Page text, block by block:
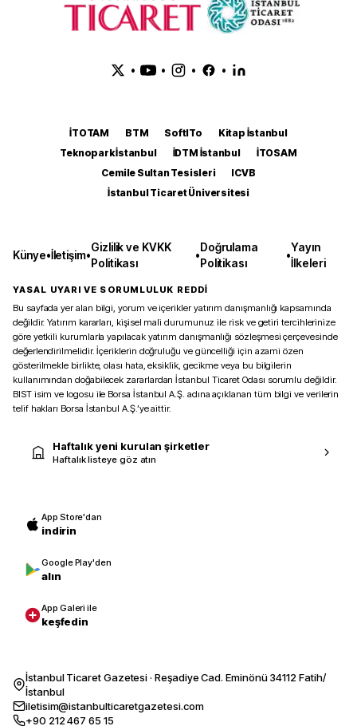
• • • •
İTOTAM BTM SoftITo
Kitap İstanbul
Teknopark İstanbul
İDTM İstanbul
İTOSAM
Cemile Sultan Tesisleri
ICVB
İstanbul Ticaret Üniversitesi
Künye•İletişim•
Gizlilik ve KVKK
Politikası
•
Doğrulama
Politikası
•
Yayın
İlkeleri
YASAL UYARI VE SORUMLULUK REDDİ
Bu sayfada yer alan bilgi, yorum ve içerikler yatırım danışmanlığı kapsamında
değildir. Yatırım kararları, kişisel mali durumunuz ile risk ve getiri tercihlerinize
göre yetkili kurumlarla yapılacak yatırım danışmanlığı sözleşmesi çerçevesinde
değerlendirilmelidir. İçeriklerin doğruluğu ve güncelliği için azami özen
gösterilmekle birlikte, olası hata, eksiklik, gecikme veya bu bilgilerin
kullanımından doğabilecek zararlardan İstanbul Ticaret Odası sorumlu değildir.
BIST isim ve logosu ile Borsa İstanbul A.Ş. adına açıklanan tüm bilgi ve verilerin
telif hakları Borsa İstanbul A.Ş.’ye aittir.
Haftalık yeni kurulan şirketler
Haftalık listeye göz atın
App Store'dan
indirin
Google Play'den
alın
App Galeri ile
keşfedin
İstanbul Ticaret Gazetesi · Reşadiye Cad. Eminönü 34112 Fatih/
İstanbul
iletisim@istanbulticaretgazetesi.com
+90 212 467 65 15